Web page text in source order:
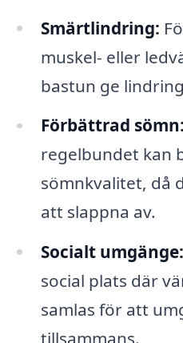
Smärtlindring:
muskel- eller
bastun ge
Förbättrad sömn:
regelbundet kan
sömnkvalitet, då
att slappna av.
Socialt umgänge:
social plats där
samlas för att
tillsammans.